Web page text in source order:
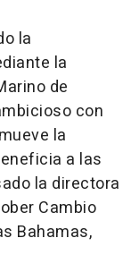
la
la
de
con
la
a las
la directora
Cambio
Bahamas,